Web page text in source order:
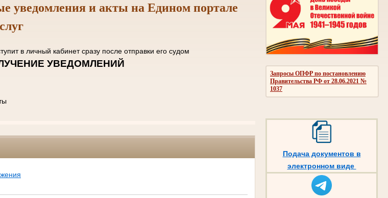
Запросы ОПФР по постановлению
Правительства РФ от 28.06.2021 №
1037
Подача документов в
электронном виде
уведомления и акты на Едином портале
в личный кабинет сразу после отправки его судом
ПОЛУЧЕНИЕ УВЕДОМЛЕНИЙ